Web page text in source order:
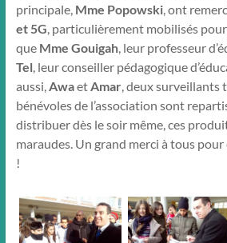
principale, Mme Popowski, ont
et 5G , particulièrement mobilisés
que Mme Gouigah, leur professeur
Tel, leur conseiller pédagogique
aussi, Awaet Amar, deux surveillants
bénévoles de l’association sont
distribuer dès le soir même, ces
maraudes. Un grand merci à tous
!